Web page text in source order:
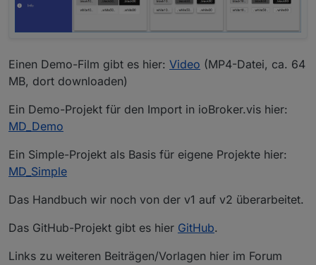
Einen Demo-Film gibt es hier: Video (MP4-Datei, ca. 64
MB, dort downloaden)
Ein Demo-Projekt für den Import in ioBroker.vis hier:
MD_Demo
Ein Simple-Projekt als Basis für eigene Projekte hier:
MD_Simple
Das Handbuch wir noch von der v1 auf v2 überarbeitet.
Das GitHub-Projekt gibt es hier GitHub.
Links zu weiteren Beiträgen/Vorlagen hier im Forum